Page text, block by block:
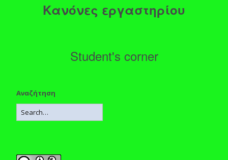
Κανόνες εργαστηρίου
Student's corner
Αναζήτηση